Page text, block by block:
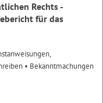
Rechts -
für das
• Bekanntmachungen